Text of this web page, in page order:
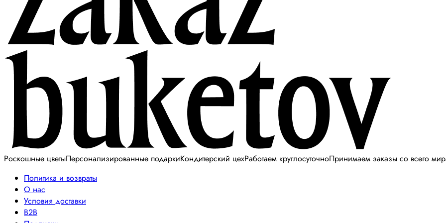
Роскошные цветыПерсонализированные подаркиКондитерский цехРаботаем круглосуточноПринимаем заказы со всего
Политика и возвраты
О нас
Условия доставки
B2B